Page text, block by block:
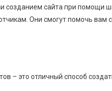
созданием сайта при помощи
Они смогут помочь вам
– это отличный способ